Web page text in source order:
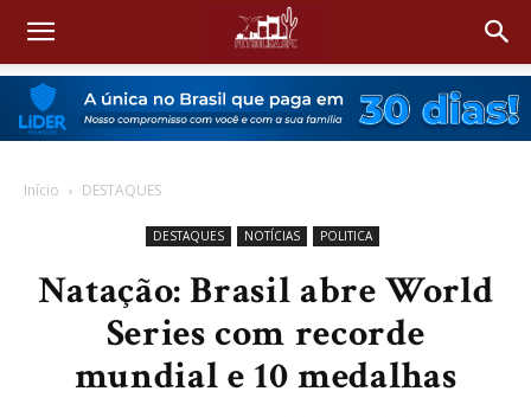
Início DESTAQUES
DESTAQUES NOTÍCIAS POLITICA
Natação: Brasil abre World
Series com recorde
mundial e 10 medalhas